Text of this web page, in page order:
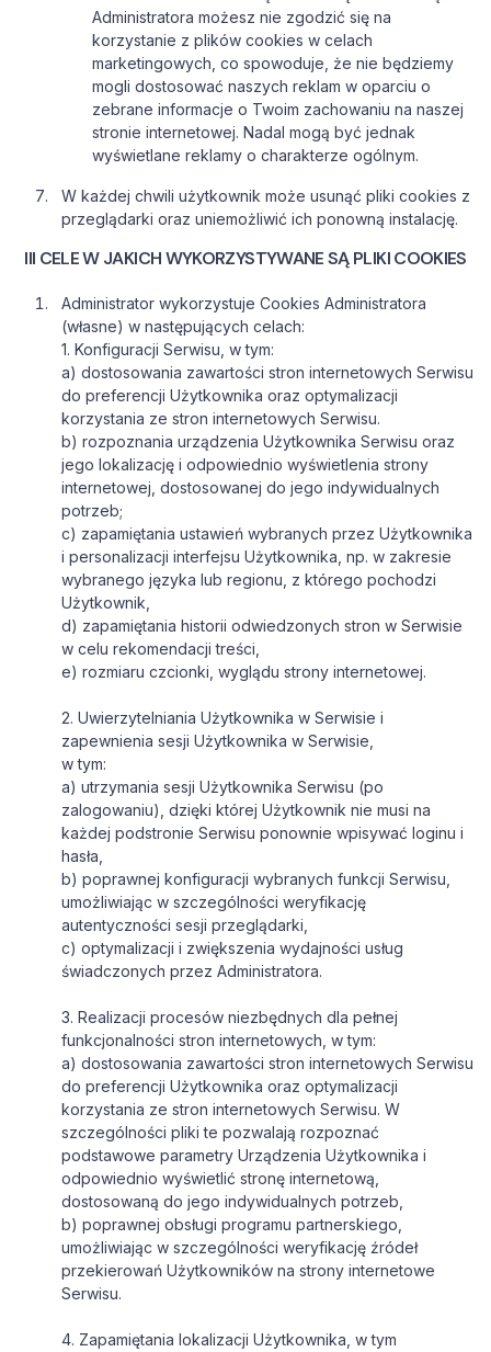
Administratora możesz nie zgodzić się na
korzystanie z plików cookies w celach
marketingowych, co spowoduje, że nie będziemy
mogli dostosować naszych reklam w oparciu o
zebrane informacje o Twoim zachowaniu na naszej
stronie internetowej. Nadal mogą być jednak
wyświetlane reklamy o charakterze ogólnym.
W każdej chwili użytkownik może usunąć pliki cookies z
przeglądarki oraz uniemożliwić ich ponowną instalację.
III CELE W JAKICH WYKORZYSTYWANE SĄ PLIKI COOKIES
Administrator wykorzystuje Cookies Administratora
(własne) w następujących celach:
1. Konfiguracji Serwisu, w tym:
a) dostosowania zawartości stron internetowych Serwisu
do preferencji Użytkownika oraz optymalizacji
korzystania ze stron internetowych Serwisu.
b) rozpoznania urządzenia Użytkownika Serwisu oraz
jego lokalizację i odpowiednio wyświetlenia strony
internetowej, dostosowanej do jego indywidualnych
potrzeb;
c) zapamiętania ustawień wybranych przez Użytkownika
i personalizacji interfejsu Użytkownika, np. w zakresie
wybranego języka lub regionu, z którego pochodzi
Użytkownik,
d) zapamiętania historii odwiedzonych stron w Serwisie
w celu rekomendacji treści,
e) rozmiaru czcionki, wyglądu strony internetowej.
2. Uwierzytelniania Użytkownika w Serwisie i
zapewnienia sesji Użytkownika w Serwisie,
w tym:
a) utrzymania sesji Użytkownika Serwisu (po
zalogowaniu), dzięki której Użytkownik nie musi na
każdej podstronie Serwisu ponownie wpisywać loginu i
hasła,
b) poprawnej konfiguracji wybranych funkcji Serwisu,
umożliwiając w szczególności weryfikację
autentyczności sesji przeglądarki,
c) optymalizacji i zwiększenia wydajności usług
świadczonych przez Administratora.
3. Realizacji procesów niezbędnych dla pełnej
funkcjonalności stron internetowych, w tym:
a) dostosowania zawartości stron internetowych Serwisu
do preferencji Użytkownika oraz optymalizacji
korzystania ze stron internetowych Serwisu. W
szczególności pliki te pozwalają rozpoznać
podstawowe parametry Urządzenia Użytkownika i
odpowiednio wyświetlić stronę internetową,
dostosowaną do jego indywidualnych potrzeb,
b) poprawnej obsługi programu partnerskiego,
umożliwiając w szczególności weryfikację źródeł
przekierowań Użytkowników na strony internetowe
Serwisu.
4. Zapamiętania lokalizacji Użytkownika, w tym